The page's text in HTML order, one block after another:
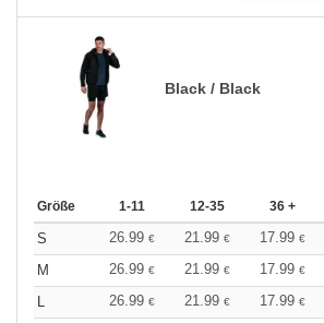
Black / Black
Größe 1-11 12-35 36 +
S 26.99 € 21.99 € 17.99 €
M
26.99 € 21.99 € 17.99 €
L
26.99 € 21.99 € 17.99 €